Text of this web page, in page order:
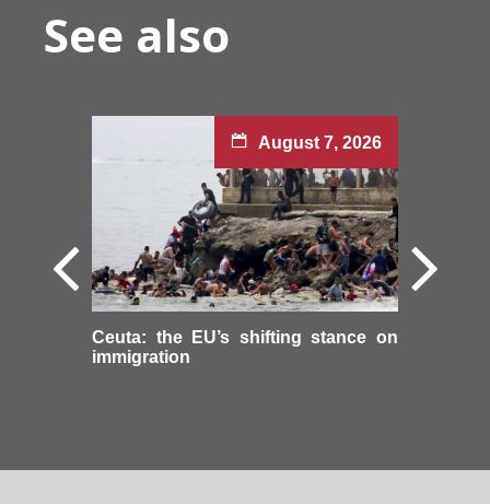
See also
August 7, 2026
Ceuta: the EU’s shifting stance on
immigration